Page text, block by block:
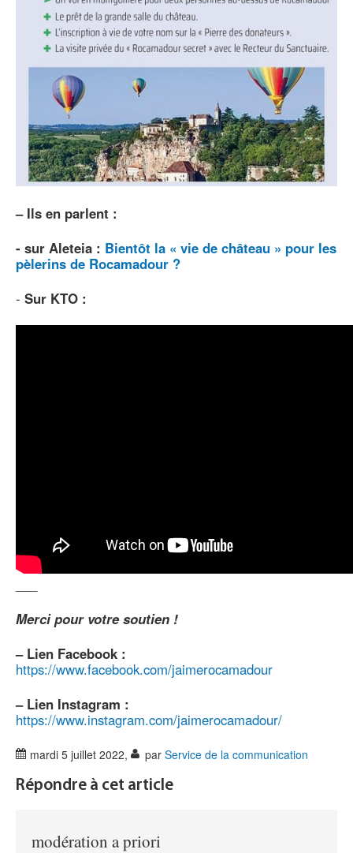
– Ils en parlent :
- sur Aleteia : Bientôt la « vie de château » pour les
pèlerins de Rocamadour ?
- Sur KTO :
Merci pour votre soutien !
– Lien Facebook :
https://www.facebook.com/jaimerocamadour
– Lien Instagram :
https://www.instagram.com/jaimerocamadour/
mardi 5 juillet 2022, par Service de la communication
Répondre à cet article
modération a priori